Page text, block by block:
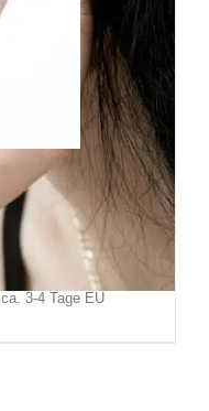
Idols
3-4 Tage EU